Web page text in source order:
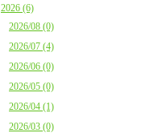
2026 (6)
2026/08 (0)
2026/07 (4)
2026/06 (0)
2026/05 (0)
2026/04 (1)
2026/03 (0)